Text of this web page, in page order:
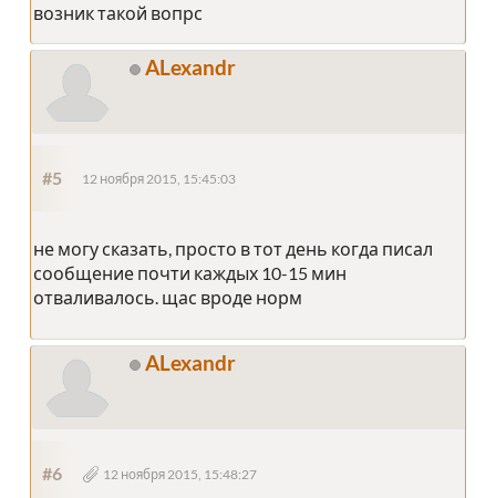
возник такой вопрс
ALexandr
#5 12 ноября 2015, 15:45:03
не могу сказать, просто в тот день когда писал
сообщение почти каждых 10-15 мин
отваливалось. щас вроде норм
ALexandr
#6 12 ноября 2015, 15:48:27